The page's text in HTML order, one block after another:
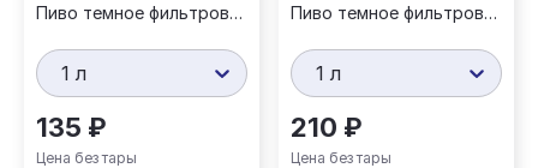
Пиво темное фильтрованное
1 л
135 ₽
Цена без тары
Пиво темное фильтрованное
1 л
210 ₽
Цена без тары